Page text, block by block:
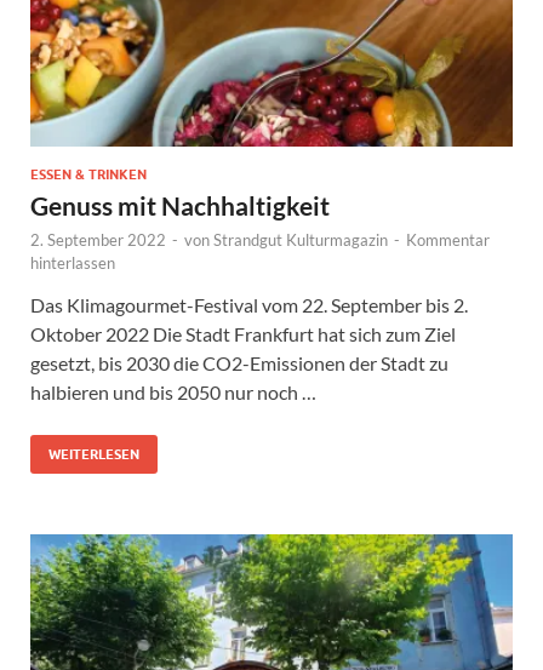
ESSEN & TRINKEN
Genuss mit Nachhaltigkeit
2. September 2022 - vonStrandgut Kulturmagazin - Kommentar
hinterlassen
Das Klimagourmet-Festival vom 22. September bis 2.
Oktober 2022 Die Stadt Frankfurt hat sich zum Ziel
gesetzt, bis 2030 die CO2-Emissionen der Stadt zu
halbieren und bis 2050 nur noch …
WEITERLESEN